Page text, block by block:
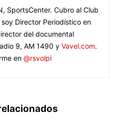
SportsCenter. Cubro al Club
Director Periodístico en
del documental
9, AM 1490 y Vavel.com.
en @rsvolpi